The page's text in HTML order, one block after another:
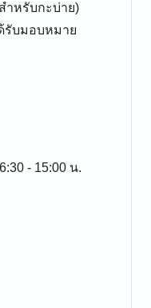
ำหรับกะบ่าย)
รับมอบหมาย
- 15:00 น.